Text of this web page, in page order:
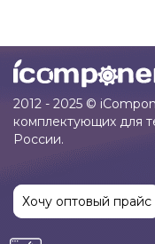
2012 - 2025 ©
комплектующих для
России.
Хочу оптовый прайс